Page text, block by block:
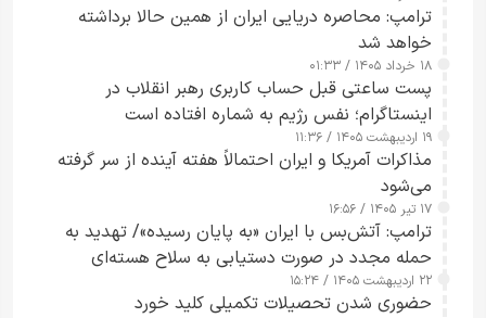
ترامپ: محاصره دریایی ایران از همین حالا برداشته
خواهد شد
۱۸ خرداد ۱۴۰۵ / ۰۱:۳۳
پست ساعتی قبل حساب کاربری رهبر انقلاب در
اینستاگرام؛ نفس رژیم به شماره افتاده است​
۱۹ اردیبهشت ۱۴۰۵ / ۱۱:۳۶
مذاکرات آمریکا و ایران احتمالاً هفته آینده از سر گرفته
می‌شود
۱۷ تیر ۱۴۰۵ / ۱۶:۵۶
ترامپ: آتش‌بس با ایران «به پایان رسیده»/ تهدید به
حمله مجدد در صورت دستیابی به سلاح هسته‌ای
۲۲ اردیبهشت ۱۴۰۵ / ۱۵:۲۴
حضوری شدن تحصیلات تکمیلی کلید خورد